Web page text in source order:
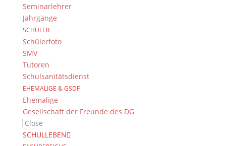
Seminarlehrer
Jahrgänge
SCHÜLER
Schülerfoto
SMV
Tutoren
Schulsanitätsdienst
EHEMALIGE & GSDF
Ehemalige
Gesellschaft der Freunde des DG
Close
SCHULLEBEN
Der Edelgasinator
Lernvideos
Aktivitäten
Wettbewerbe
P & W-Seminare
Biologisch-Chemisches Praktikum
Nützliche Links